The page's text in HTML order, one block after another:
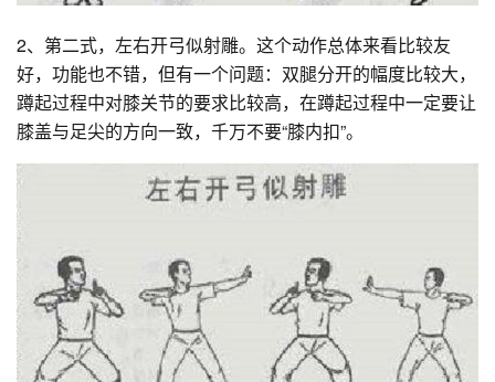
2、第二式，左右开弓似射雕。这个动作总体来看比较友
好，功能也不错，但有一个问题：双腿分开的幅度比较大，
蹲起过程中对膝关节的要求比较高，在蹲起过程中一定要让
膝盖与足尖的方向一致，千万不要“膝内扣”。